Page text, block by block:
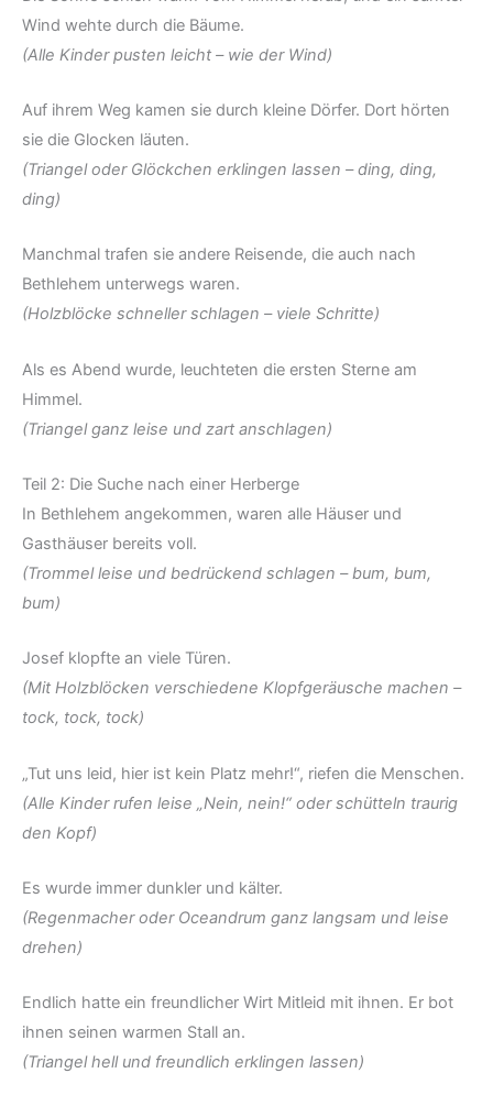
Wind wehte durch die Bäume.
(Alle Kinder pusten leicht – wie der Wind)
Auf ihrem Weg kamen sie durch kleine Dörfer. Dort hörten
sie die Glocken läuten.
(Triangel oder Glöckchen erklingen lassen – ding, ding,
ding)
Manchmal trafen sie andere Reisende, die auch nach
Bethlehem unterwegs waren.
(Holzblöcke schneller schlagen – viele Schritte)
Als es Abend wurde, leuchteten die ersten Sterne am
Himmel.
(Triangel ganz leise und zart anschlagen)
Teil 2: Die Suche nach einer Herberge
In Bethlehem angekommen, waren alle Häuser und
Gasthäuser bereits voll.
(Trommel leise und bedrückend schlagen – bum, bum,
bum)
Josef klopfte an viele Türen.
(Mit Holzblöcken verschiedene Klopfgeräusche machen –
tock, tock, tock)
„Tut uns leid, hier ist kein Platz mehr!“, riefen die Menschen.
(Alle Kinder rufen leise „Nein, nein!“ oder schütteln traurig
den Kopf)
Es wurde immer dunkler und kälter.
(Regenmacher oder Oceandrum ganz langsam und leise
drehen)
Endlich hatte ein freundlicher Wirt Mitleid mit ihnen. Er bot
ihnen seinen warmen Stall an.
(Triangel hell und freundlich erklingen lassen)